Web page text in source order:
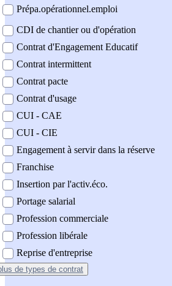
Prépa.opérationnel.emploi
CDI de chantier ou d'opération
Contrat d'Engagement Educatif
Contrat intermittent
Contrat pacte
Contrat d'usage
CUI - CAE
CUI - CIE
Engagement à servir dans la réserve
Franchise
Insertion par l'activ.éco.
Portage salarial
Profession commerciale
Profession libérale
Reprise d'entreprise
de types de contrat